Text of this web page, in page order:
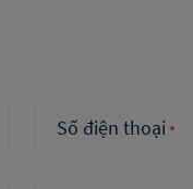
Số điện thoại *